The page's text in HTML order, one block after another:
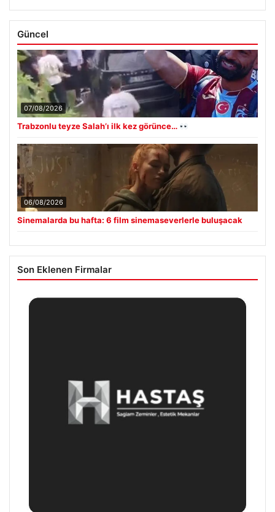
Güncel
07/08/2026
Trabzonlu teyze Salah’ı ilk kez görünce…
06/08/2026
Sinemalarda bu hafta: 6 film sinemaseverlerle buluşacak
Son Eklenen Firmalar